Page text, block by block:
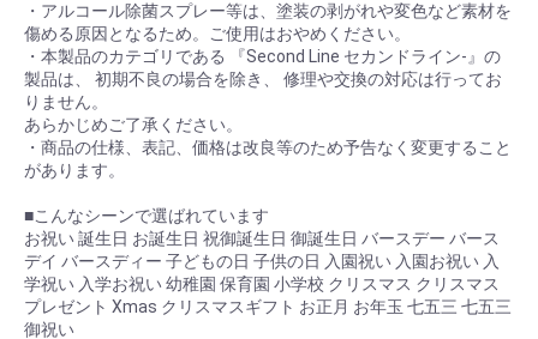
・アルコール除菌スプレー等は、塗装の剥がれや変色など素材を
傷める原因となるため。ご使用はおやめください。
・本製品のカテゴリである 『Second Line セカンドライン-』の
製品は、 初期不良の場合を除き、 修理や交換の対応は行ってお
りません。
あらかじめご了承ください。
・商品の仕様、表記、価格は改良等のため予告なく変更すること
があります。
■こんなシーンで選ばれています
お祝い 誕生日 お誕生日 祝御誕生日 御誕生日 バースデー バース
デイ バースディー 子どもの日 子供の日 入園祝い 入園お祝い 入
学祝い 入学お祝い 幼稚園 保育園 小学校 クリスマス クリスマス
プレゼント Xmas クリスマスギフト お正月 お年玉 七五三 七五三
御祝い